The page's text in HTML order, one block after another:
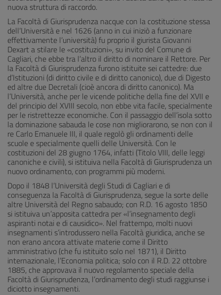
nuova struttura di raccordo.
La Facoltà di Giurisprudenza nacque con la costituzione stessa
dell’Università e nel 1626 (anno in cui iniziò a funzionare
effettivamente l’università) fu proprio il giurista Giovanni
Dexart a stilare le «costituzioni», su invito del Comune di
Cagliari, che ebbe tra l’altro il diritto di nominare il Rettore. Per
la Facoltà di Giurisprudenza furono istituite sei cattedre: due
d’Istituzioni (di diritto civile e di diritto canonico), due di Digesto
ed altre due Decretali (cioè ancora di diritto canonico). Ma
l’Università, anche per le vicende politiche della fine del XVII e
del principio del XVIII secolo, non ebbe vita facile, specialmente
per le ristrettezze economiche. Con il passaggio dell’isola sotto
la dominazione sabauda le cose non migliorarono, se non con il
re Carlo Emanuele III, il quale regolò gli ordinamenti delle
scuole e specialmente quelli delle Università. Con le
costituzioni del 28 giugno 1764, infatti (Titolo VIII, delle leggi
canoniche e civili), si istituiva nella Facoltà di Giurisprudenza un
nuovo ordinamento, con programmi più moderni.
Dopo il 1848 l’Università degli Studi di Cagliari e di
conseguenza la Facoltà di Giurisprudenza, segue la sorte delle
altre Università del Regno sabaudo; con R.D. 16 agosto 1850
si istituiva un’apposita cattedra per «l’insegnamento degli
aspiranti notai e di causidico». Nel frattempo, molti nuovi
insegnamenti s’introdussero nella Facoltà giuridica, anche se
non erano ancora attivate materie come il Diritto
amministrativo (che fu istituito solo nel 1871), il Diritto
internazionale, l’Economia politica; solo con il R.D. 22 ottobre
1885, che approvava il nuovo regolamento speciale della
Facoltà di Giurisprudenza, l’ordinamento degli studi raggiunse i
diciotto insegnamenti.